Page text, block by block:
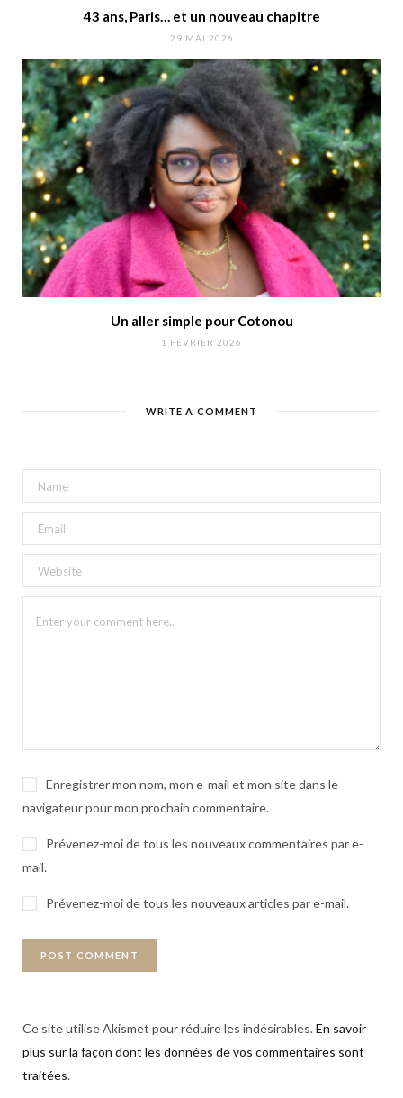
43 ans, Paris… et un nouveau chapitre
29 MAI 2026
Un aller simple pour Cotonou
1 FÉVRIER 2026
WRITE A COMMENT
Enregistrer mon nom, mon e-mail et mon site dans le
navigateur pour mon prochain commentaire.
Prévenez-moi de tous les nouveaux commentaires par e-
mail.
Prévenez-moi de tous les nouveaux articles par e-mail.
Ce site utilise Akismet pour réduire les indésirables.En savoir
plus sur la façon dont les données de vos commentaires sont
traitées.